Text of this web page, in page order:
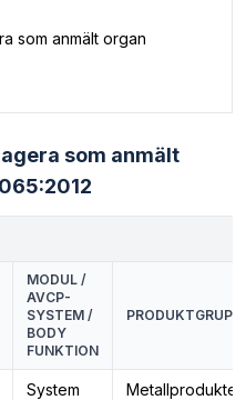
som anmält organ
som anmält
MODUL /
AVCP-
SYSTEM /
BODY
FUNKTION
PRODUKTGRUPP
System